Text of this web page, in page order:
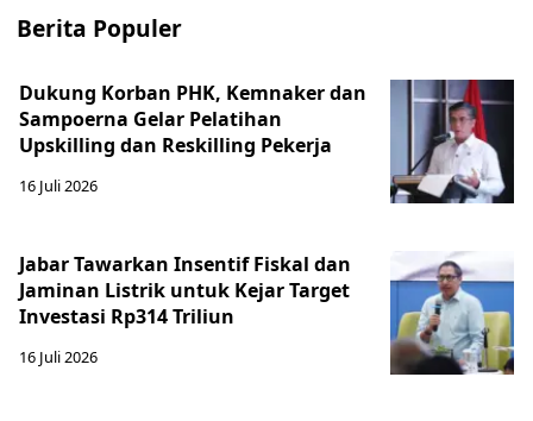
Berita Populer
Dukung Korban PHK, Kemnaker dan
Sampoerna Gelar Pelatihan
Upskilling dan Reskilling Pekerja
16 Juli 2026
Jabar Tawarkan Insentif Fiskal dan
Jaminan Listrik untuk Kejar Target
Investasi Rp314 Triliun
16 Juli 2026